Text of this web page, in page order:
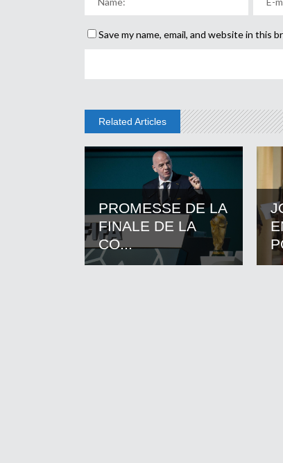
Save my name, email, and website in this
Related Articles
PROMESSE DE LA
FINALE DE LA
CO...